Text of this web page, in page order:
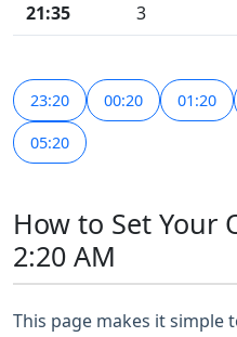
21:35
3
23:20 00:20 01:20
05:20
How to Set Your
2:20 AM
This page makes it simple